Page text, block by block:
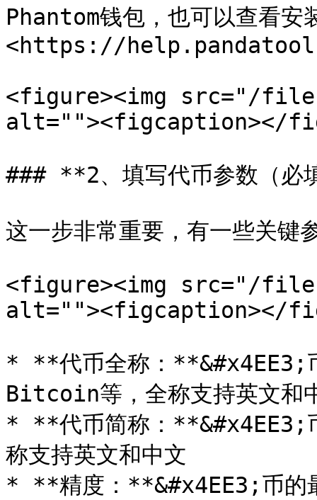
Phantom钱包，也可以查看安
<https://
<figure><img src="/files/
alt=""><figcaption></
### **2、填写代币参数（必
这一步非常重要，有一些关键
<figure><img src="/files/
alt=""><figcaption></
* **代币全称：**&#x4EE3;
Bitcoin等，全称支持英文和
* **代币简称：**&#x4EE3;币
称支持英文和中文
* **精度：**&#x4EE3;币的